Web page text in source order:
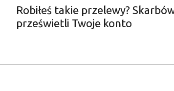
Robiłeś takie przelewy?
prześwietli Twoje konto